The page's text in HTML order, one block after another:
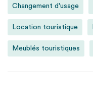
Changement d'usage
Location touristique
Meublés touristiques